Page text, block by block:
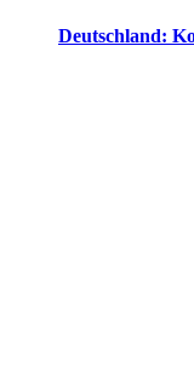
Deutschland: